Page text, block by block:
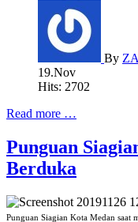
By
19.Nov
Hits: 2702
Read more …
Punguan
Berduka
Punguan Siagian Kota Medan saat